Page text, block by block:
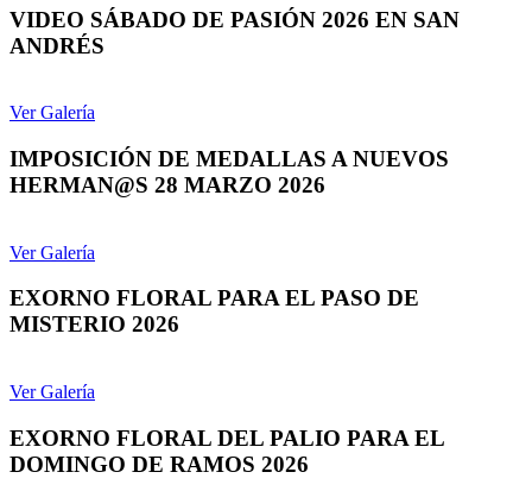
VIDEO SÁBADO DE PASIÓN 2026 EN SAN
ANDRÉS
Ver Galería
IMPOSICIÓN DE MEDALLAS A NUEVOS
HERMAN@S 28 MARZO 2026
Ver Galería
EXORNO FLORAL PARA EL PASO DE
MISTERIO 2026
Ver Galería
EXORNO FLORAL DEL PALIO PARA EL
DOMINGO DE RAMOS 2026